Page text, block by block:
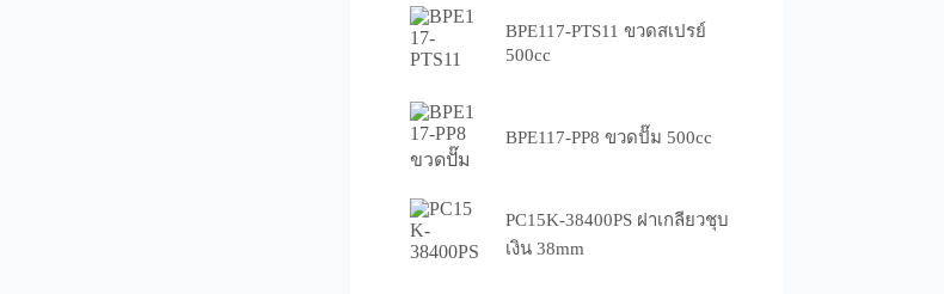
BPE117-PTS11 ขวดสเปรย์
500cc
BPE117-PP8 ขวดปั๊ม 500cc
PC15K-38400PS ฝาเกลียวชุบ
เงิน 38mm